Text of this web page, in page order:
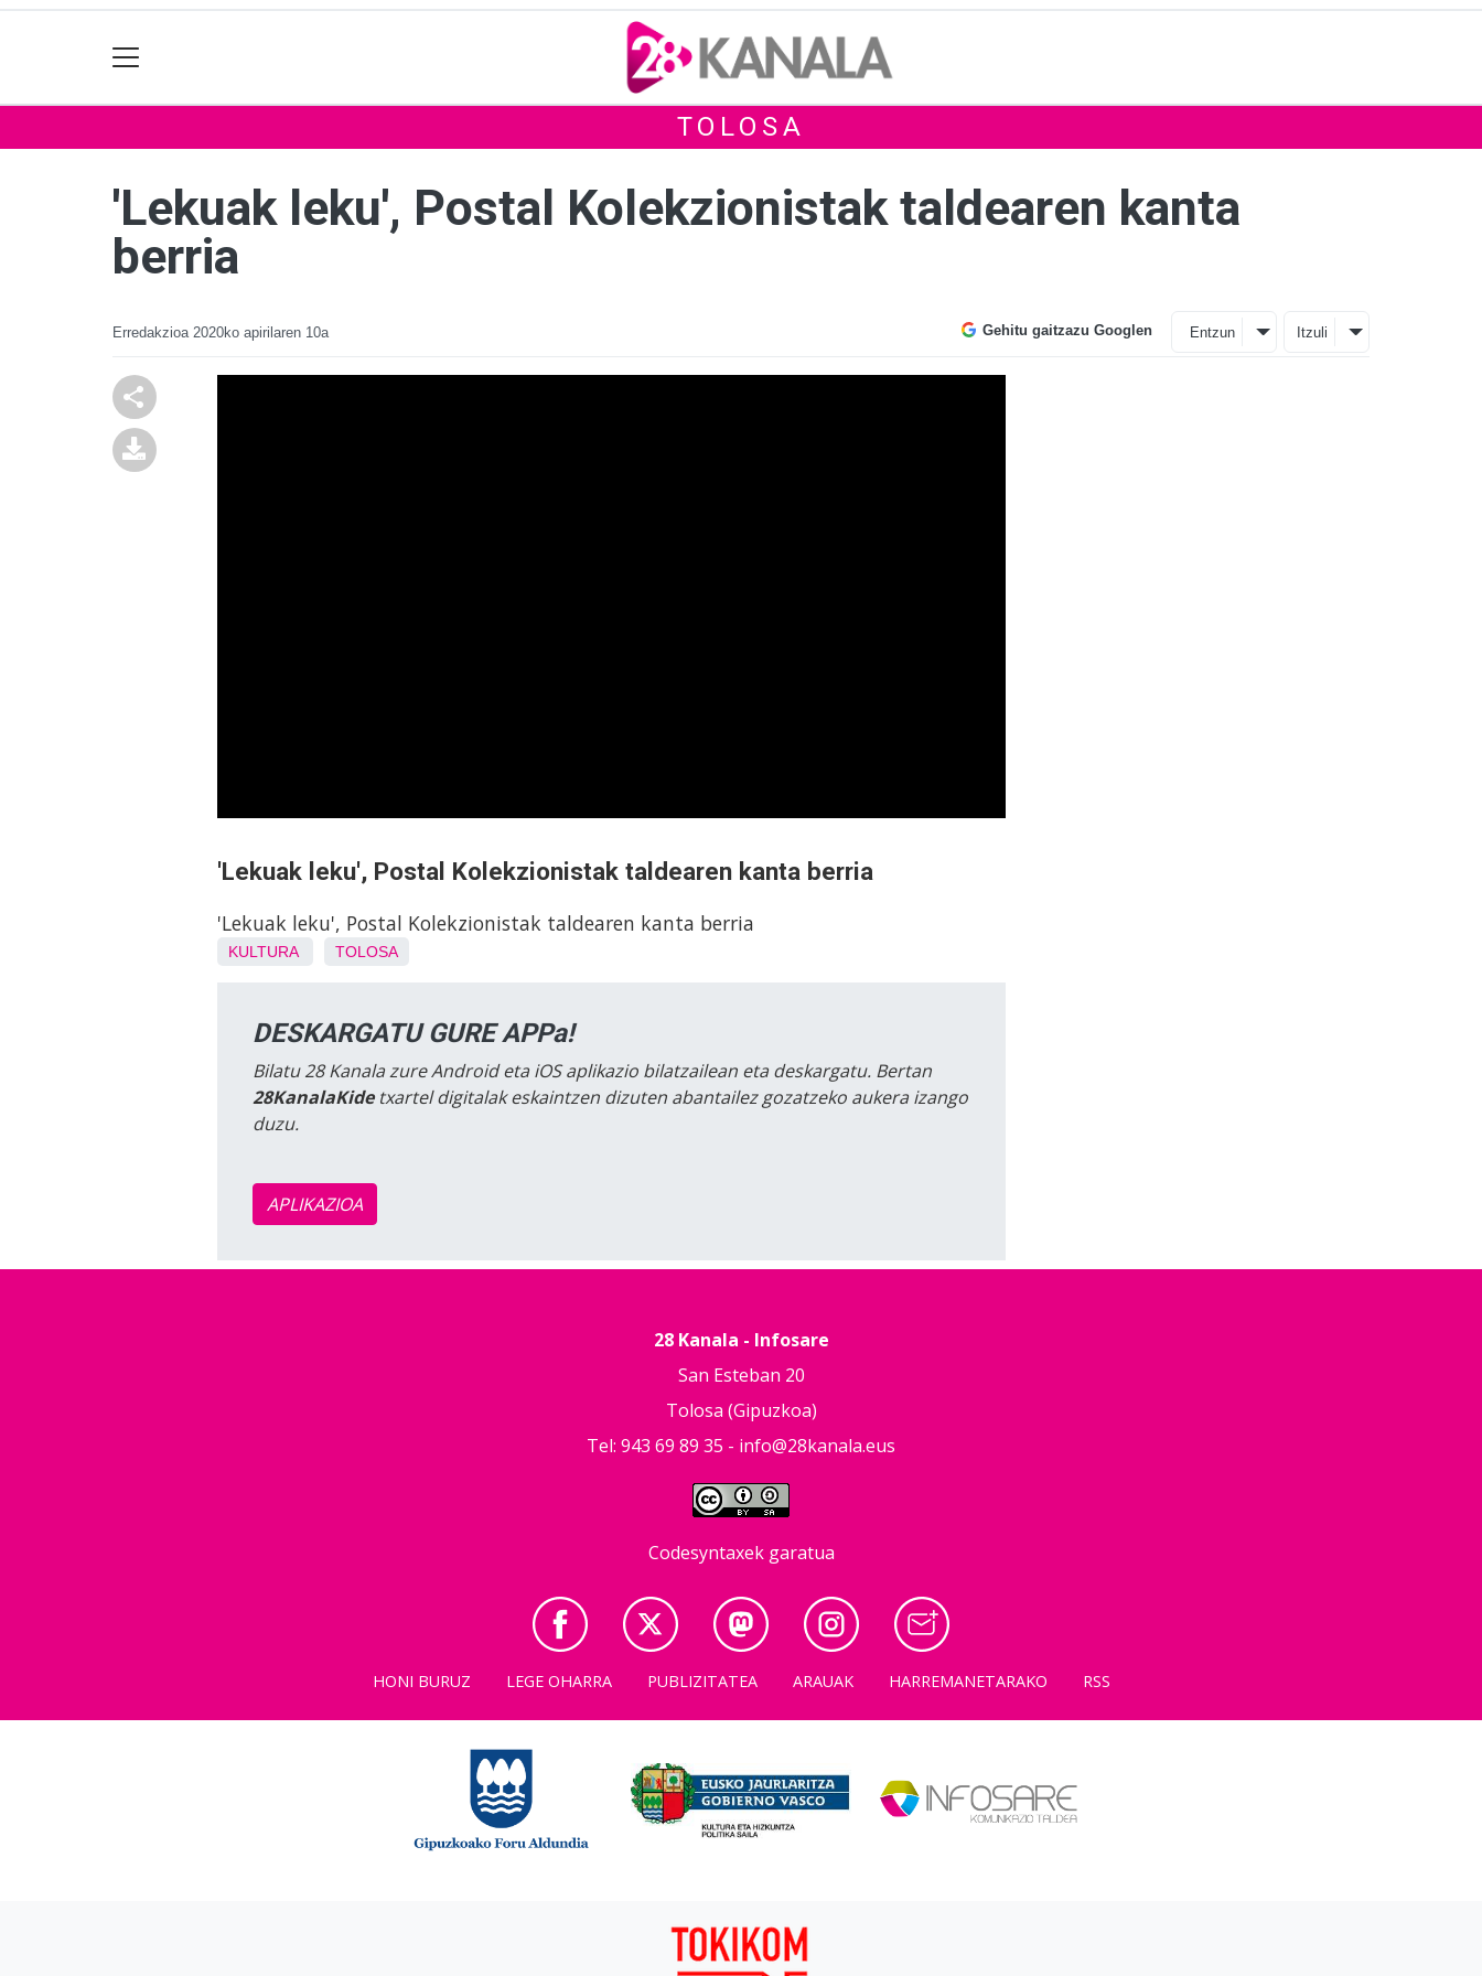
TOLOSA
'Lekuak leku', Postal Kolekzionistak taldearen kanta
berria
Erredakzioa 2020ko apirilaren 10a Gehitu gaitzazu Googlen Entzun Itzuli
'Lekuak leku', Postal Kolekzionistak taldearen kanta berria
'Lekuak leku', Postal Kolekzionistak taldearen kanta berria
KULTURA TOLOSA
DESKARGATU GURE APPa!
Bilatu 28 Kanala zure Android eta iOS aplikazio bilatzailean eta deskargatu. Bertan
28KanalaKidetxartel digitalak eskaintzen dizuten abantailez gozatzeko aukera izango
duzu.
APLIKAZIOA
28 Kanala - Infosare
San Esteban 20
Tolosa (Gipuzkoa)
Tel: 943 69 89 35 - info@28kanala.eus
Codesyntaxek garatua
HONI BURUZ LEGE OHARRA PUBLIZITATEA ARAUAK HARREMANETARAKO RSS